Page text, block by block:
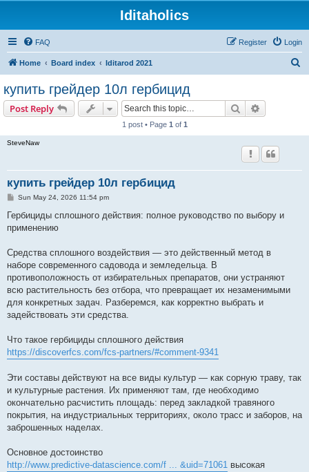
Iditaholics
FAQ Login
Register
Home Board index Iditarod 2021
купить грейдер 10л гербицид
Post Reply Search
1 post • Page 1 of 1
SteveNaw
купить грейдер 10л гербицид
P
s
t
Sun May 24, 2026 11:54 pm
Гербициды сплошного действия: полное руководство по выбору и
применению
Средства сплошного воздействия — это действенный метод в
наборе современного садовода и земледельца. В
противоположность от избирательных препаратов, они устраняют
всю растительность без отбора, что превращает их незаменимыми
для конкретных задач. Разберемся, как корректно выбрать и
задействовать эти средства.
Что такое гербициды сплошного действия
https://discoverfcs.com/fcs-partners/#comment-9341
Эти составы действуют на все виды культур — как сорную траву, так
и культурные растения. Их применяют там, где необходимо
окончательно расчистить площадь: перед закладкой травяного
покрытия, на индустриальных территориях, около трасс и заборов, на
заброшенных наделах.
Основное достоинство
http://www.predictive-datascience.com/f ... &uid=71061 высокая